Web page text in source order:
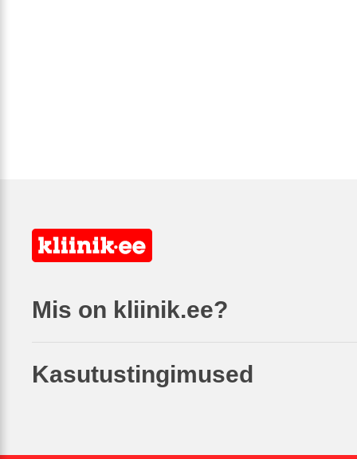
Mis on kliinik.ee?
Kasutustingimused